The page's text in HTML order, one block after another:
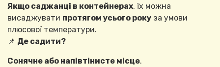
Якщо саджанці в контейнерах, їх можна
висаджувати протягом усього року за умови
плюсової температури.
📌 Де садити?
Сонячне або напівтінисте місце.